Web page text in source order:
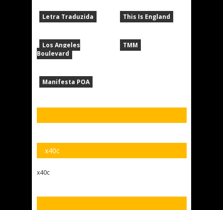
Letra Traduzida
Los Angeles
Boulevard
Manifesta POA
This Is England
TMM
x40c
x40c